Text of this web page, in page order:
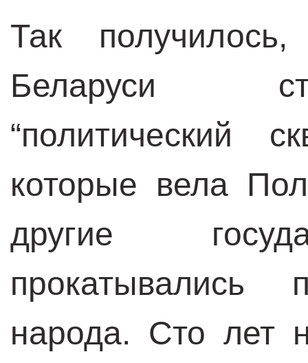
Так
Беларуси
“политический
которые вела
другие
народа. Сто лет